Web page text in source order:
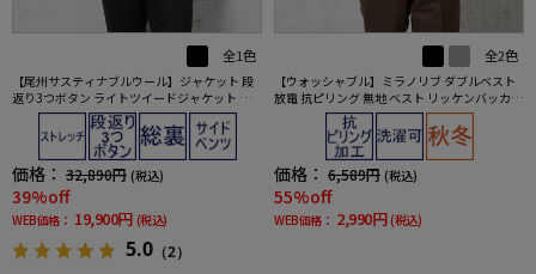
全1色
【尾州サスティナブルウール】ジャケット 段
返り3つボタン ライトツイードジャケット グ
レンチェック リッケンバッカー 秋冬
価格： 32,890円 (税込)
39%off
WEB価格： 19,900円 (税込)
5.0 （2）
全2色
【ウォッシャブル】ミラノリブ ダブルベスト
放電 抗ピリング 無地 ベスト リッケンバッカー
価格： 6,589円 (税込)
55%off
WEB価格： 2,990円 (税込)